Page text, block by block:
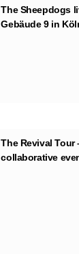
The Sheepdogs
Gebäude 9 in
The Revival Tour
collaborative